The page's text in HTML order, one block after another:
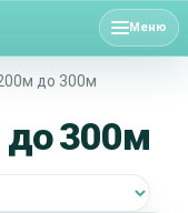
Меню
до 300м
300м
ПОИСК